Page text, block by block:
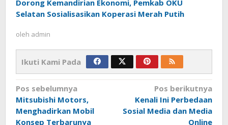
Dorong Kemandirian Ekonomi, Pemkab OKU
Selatan Sosialisasikan Koperasi Merah Putih
oleh admin
Ikuti Kami Pada
Navigasi
pos
Pos sebelumnya
Mitsubishi Motors,
Menghadirkan Mobil
Konsep Terbarunya
Pos berikutnya
Kenali Ini Perbedaan
Sosial Media dan Media
Online